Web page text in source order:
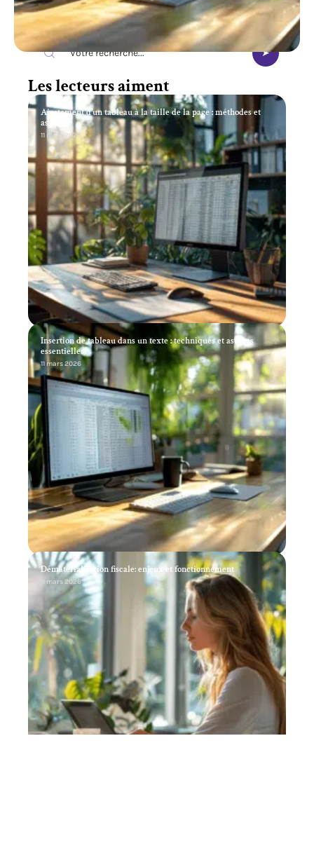
Recherche
Les lecteurs aiment
Ajustement d’un tableau à la taille de la page : méthodes et
astuces
11 mars 2026
Insertion de tableau dans un texte : techniques et astuces
essentielles
11 mars 2026
Dématérialisation fiscale: enjeux et fonctionnement
11 mars 2026